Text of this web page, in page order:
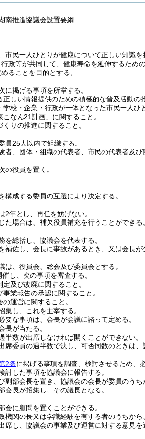
南推進協議会設置要綱
市民一人ひとりが健康について正しい知識
政等が共同して、健康寿命を延伸するため
ることを目的とする。
に掲げる事項を所掌する。
正しい情報提供のための積極的な普及活動の
学校・企業・行政が一体となった市民一人ひ
こなん21計画」に関すること。
くりの推進に関すること。
員25人以内で組織する。
者、団体・組織の代表者、市民の代表者及
の役員を置く。
構成する委員の互選により決定する。
2年とし、再任を妨げない。
た場合は、補欠役員補充を行うことができる。
を総括し、協議会を代表する。
補佐し、会長に事故があるとき、又は会長が
は、役員会、総会及び委員会とする。
し、次の事項を審査する。
定及び改廃に関すること。
事業報告の承認に関すること。
の運営に関すること。
集し、これを主宰する。
要な事項は、会長が会議に諮って定める。
長が当たる。
半数が出席しなければ開くことができない。
席委員の過半数で決し、可否同数のときは、
2条に掲げる事項を調査、検討させるため、
討した事項を協議会に報告する。
副部会長を置き、協議会の会長が委員のうち
会長が招集し、その議長となる。
会に顧問を置くことができる。
機関の長又は学識経験を有する者のうちから
席し、協議会の事業及び運営に対する意見を